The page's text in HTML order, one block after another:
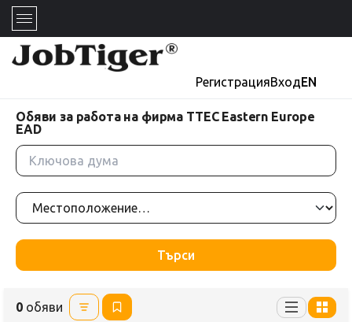
РегистрацияВходEN
Обяви за работа на фирма TTEC Eastern Europe
EAD
Търси
0 обяви